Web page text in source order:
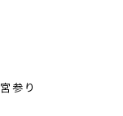
参り